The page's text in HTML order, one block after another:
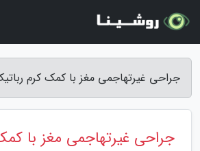
جراحی غیرتهاجمی مغز با کمک کرم
جراحی غیرتهاجمی مغز با